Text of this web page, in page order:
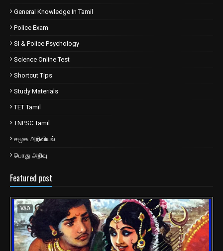
General Knowledge In Tamil
Police Exam
SI & Police Psychology
Science Online Test
Shortcut Tips
Study Materials
TET Tamil
TNPSC Tamil
சமூக அறிவியல்
பொது அறிவு
Featured post
VAO